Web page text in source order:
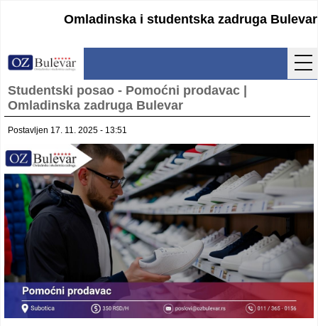
Omladinska i studentska zadruga Bulevar
Početna
Uputstva
Cenovnik
Kontakt
Lokacija
Pristupanje
Obrasci
Studentski posao - Pomoćni prodavac |
Omladinska zadruga Bulevar
Postavljen 17. 11. 2025 - 13:51